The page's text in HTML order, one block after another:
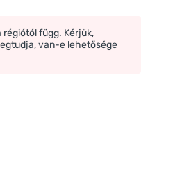
függ. Kérjük,
van-e lehetősége